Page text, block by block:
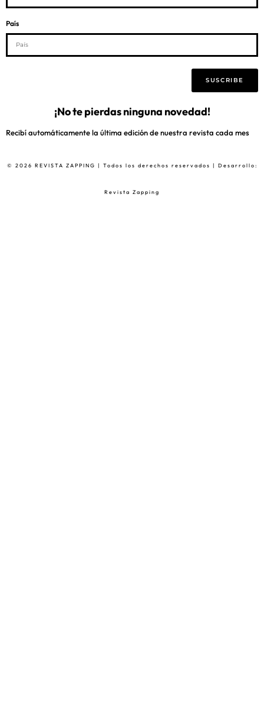
País
SUSCRIBE
¡No te pierdas ninguna novedad!
Recibí automáticamente la última edición de nuestra revista cada mes
© 2026 REVISTA ZAPPING | Todos los derechos reservados | Desarrollo:
Revista Zapping